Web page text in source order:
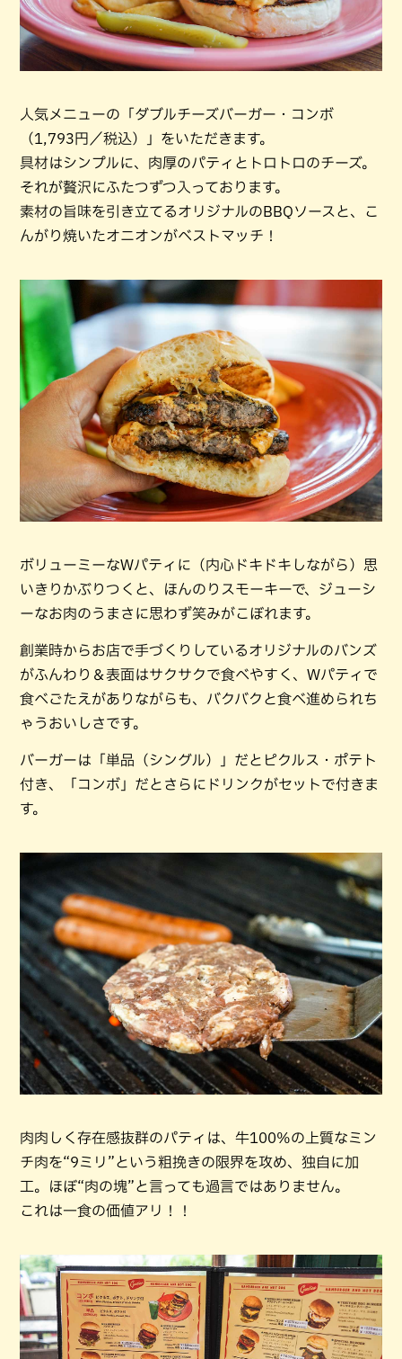
人気メニューの「ダブルチーズバーガー・コンボ
（1,793円／税込）」をいただきます。
具材はシンプルに、肉厚のパティとトロトロのチーズ。
それが贅沢にふたつずつ入っております。
素材の旨味を引き立てるオリジナルのBBQソースと、こ
んがり焼いたオニオンがベストマッチ！
ボリューミーなWパティに（内心ドキドキしながら）思
いきりかぶりつくと、ほんのりスモーキーで、ジューシ
ーなお肉のうまさに思わず笑みがこぼれます。
創業時からお店で手づくりしているオリジナルのバンズ
がふんわり＆表面はサクサクで食べやすく、Wパティで
食べごたえがありながらも、バクバクと食べ進められち
ゃうおいしさです。
バーガーは「単品（シングル）」だとピクルス・ポテト
付き、「コンボ」だとさらにドリンクがセットで付きま
す。
肉肉しく存在感抜群のパティは、牛100%の上質なミン
チ肉を“9ミリ”という粗挽きの限界を攻め、独自に加
工。ほぼ“肉の塊”と言っても過言ではありません。
これは一食の価値アリ！！